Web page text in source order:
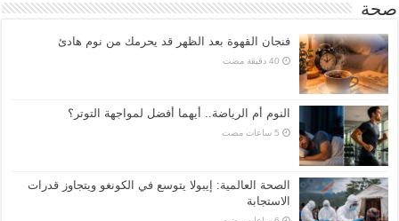
صحة
فنجان القهوة بعد الظهر قد يحرمك من نوم هادئ
النوم أم الرياضة.. أيهما أفضل لمواجهة التوتر؟
الصحة العالمية: إيبولا يتوسع في الكونغو ويتجاوز قدرات
الاستجابة